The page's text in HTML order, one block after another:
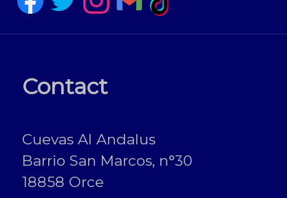
Contact
Cuevas Al Andalus
Barrio San Marcos, n°30
18858 Orce